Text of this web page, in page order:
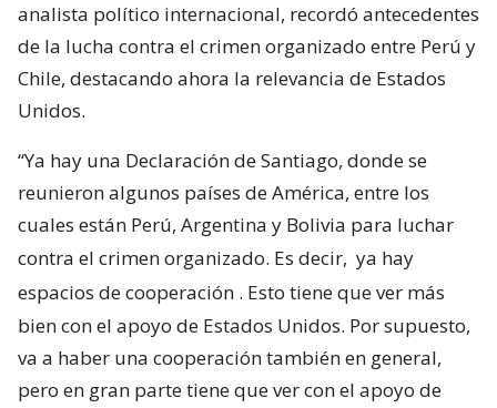
analista político internacional, recordó antecedentes
de la lucha contra el crimen organizado entre Perú y
Chile, destacando ahora la relevancia de Estados
Unidos.
“Ya hay una Declaración de Santiago, donde se
reunieron algunos países de América, entre los
cuales están Perú, Argentina y Bolivia para luchar
contra el crimen organizado. Es decir, ya hay
espacios de cooperación . Esto tiene que ver más
bien con el apoyo de Estados Unidos. Por supuesto,
va a haber una cooperación también en general,
pero en gran parte tiene que ver con el apoyo de